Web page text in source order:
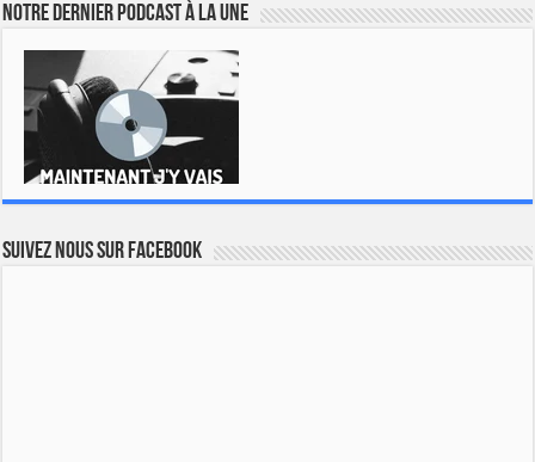
Notre dernier podcast à la une
Suivez nous sur Facebook